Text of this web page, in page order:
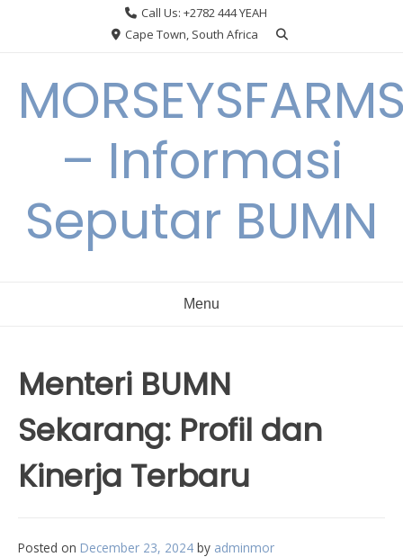
Call Us: +2782 444 YEAH
Cape Town, South Africa
– Informasi
Seputar BUMN
Menu
Menteri BUMN
Sekarang: Profil dan
Kinerja Terbaru
Posted on December 23, 2024 by adminmor